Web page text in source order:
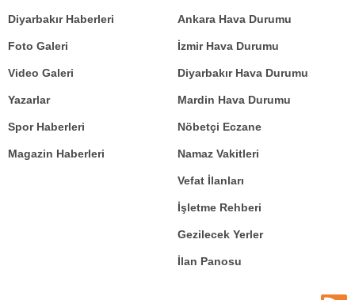
Diyarbakır Haberleri
Foto Galeri
Video Galeri
Yazarlar
Ankara Hava Durumu
İzmir Hava Durumu
Diyarbakır Hava Durumu
Mardin Hava Durumu
Spor Haberleri
Magazin Haberleri
Nöbetçi Eczane
Namaz Vakitleri
Vefat İlanları
İşletme Rehberi
Gezilecek Yerler
İlan Panosu